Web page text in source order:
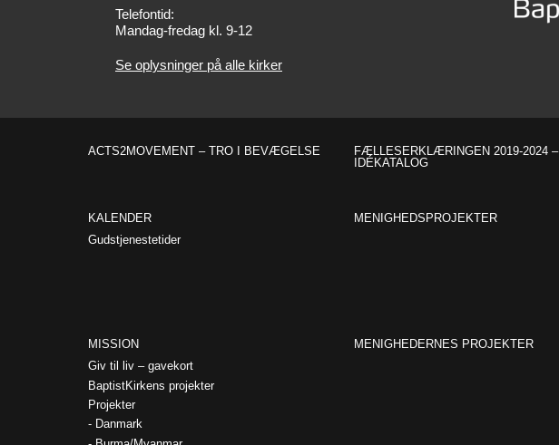
Telefontid:
Mandag-fredag kl. 9-12
Se oplysninger på alle kirker
ACTS2MOVEMENT – TRO I BEVÆGELSE
FÆLLESERKLÆRINGEN 2019-2024 –
IDÉKATALOG
KALENDER
Gudstjenestetider
MENIGHEDSPROJEKTER
MISSION
Giv til liv – gavekort
BaptistKirkens projekter
Projekter
Danmark
MENIGHEDERNES PROJEKTER